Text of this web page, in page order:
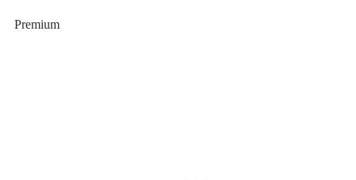
Premium